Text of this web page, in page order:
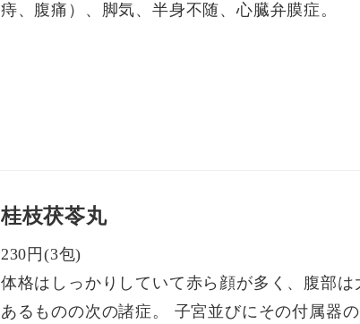
痔、腹痛）、脚気、半身不随、心臓弁膜症。
桂枝茯苓丸
230円(3包)
体格はしっかりしていて赤ら顔が多く、腹部
あるものの次の諸症。 子宮並びにその付属器